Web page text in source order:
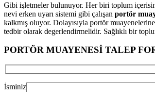
Gibi işletmeler bulunuyor. Her biri toplum
nevi erken uyarı sistemi gibi çalışan portör
kalkmış oluyor. Dolayısıyla portör
tedbir olarak degerlendirmelidir. Sağlıklı bir
PORTÖR MUAYENESİ TALEP
İsminiz